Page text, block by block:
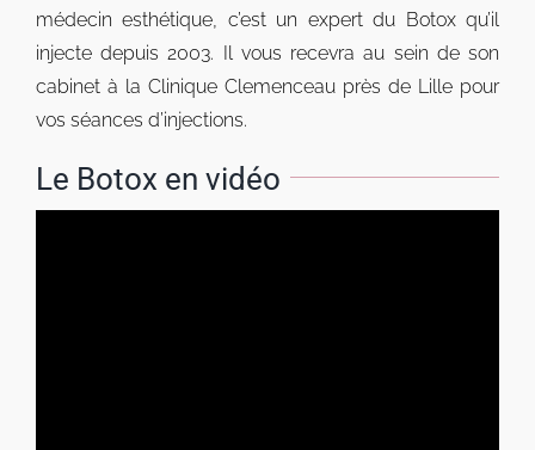
médecin esthétique, c’est un expert du Botox qu’il
injecte depuis 2003. Il vous recevra au sein de son
cabinet à la Clinique Clemenceau près de Lille pour
vos séances d’injections.
Le Botox en vidéo